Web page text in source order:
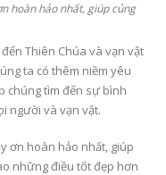
hoàn hảo nhất, giúp củng
Thiên Chúa và vạn vật
ta có thêm niềm yêu
chúng tìm đến sự bình
người và vạn vật.
ơn hoàn hảo nhất, giúp
những điều tốt đẹp hơn